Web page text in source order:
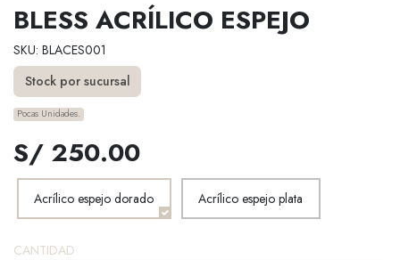
BLESS ACRÍLICO ESPEJO
SKU: BLACES001
Stock por sucursal
Pocas Unidades.
S/ 250.00
Acrílico espejo dorado Acrílico espejo plata
CANTIDAD